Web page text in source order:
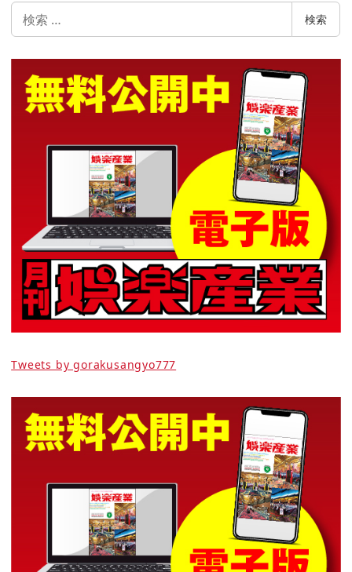
索
検索
Tweets by gorakusangyo777